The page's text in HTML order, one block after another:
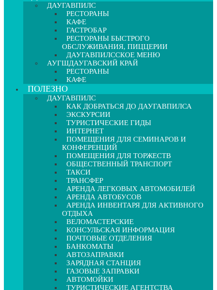
ДАУГАВПИЛС
РЕСТОРАНЫ
КАФЕ
ГАСТРОБАР
РЕСТОРАНЫ БЫСТРОГО
ОБСЛУЖИВАНИЯ, ПИЦЦЕРИИ
ДАУГАВПИЛССКОЕ МЕНЮ
АУГШДАУГАВСКИЙ КРАЙ
РЕСТОРАНЫ
КАФЕ
ПОЛЕЗНО
ДАУГАВПИЛС
КАК ДОБРАТЬСЯ ДО ДАУГАВПИЛСА
ЭКСКУРСИИ
ТУРИСТИЧЕСКИЕ ГИДЫ
ИНТЕРНЕТ
ПОМЕЩЕНИЯ ДЛЯ СЕМИНАРОВ И
КОНФЕРЕНЦИЙ
ПОМЕЩЕНИЯ ДЛЯ ТОРЖЕСТВ
ОБЩЕСТВЕННЫЙ ТРАНСПОРТ
ТАКСИ
ТРАНСФЕР
АРЕНДА ЛЕГКОВЫХ АВТОМОБИЛЕЙ
АРЕНДА АВТОБУСОВ
АРЕНДА ИНВЕНТАРЯ ДЛЯ АКТИВНОГО
ОТДЫХА
ВЕЛОМАСТЕРСКИЕ
КОНСУЛЬСКАЯ ИНФОРМАЦИЯ
ПОЧТОВЫЕ ОТДЕЛЕНИЯ
БАНКОМАТЫ
АВТОЗАПРАВКИ
ЗАРЯДНАЯ СТАНЦИЯ
ГАЗОВЫЕ ЗАПРАВКИ
АВТОМОЙКИ
ТУРИСТИЧЕСКИЕ АГЕНТСТВА